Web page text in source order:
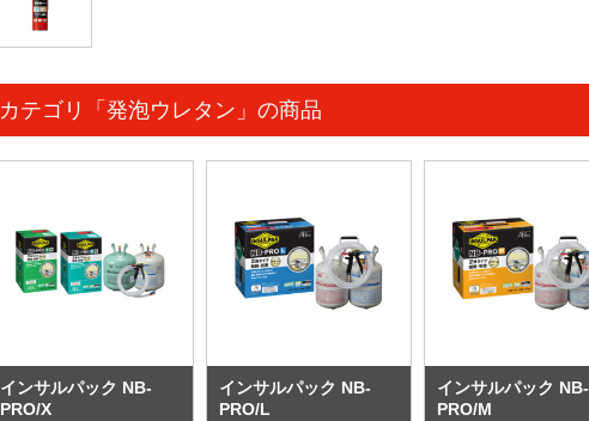
カテゴリ「発泡ウレタン」の商品
インサルパック NB-
PRO/X
インサルパック NB-
PRO/L
インサルパック NB-
PRO/M